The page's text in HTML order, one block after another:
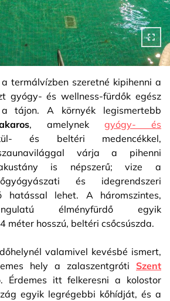
termálvízben szeretné kipihenni a
gyógy- és wellness-fürdők egész
tájon. A környék legismertebb
, amelynek gyógy- és
és beltéri medencékkel,
várja a pihenni
is népszerű; vize a
és idegrendszeri
hatással lehet. A háromszintes,
élményfürdő egyik
méter hosszú, beltéri csőcsúszda.
valamivel kevésbé ismert,
hely a zalaszentgróti Szent
Érdemes itt felkeresni a kolostor
egyik legrégebbi kőhídját, és a